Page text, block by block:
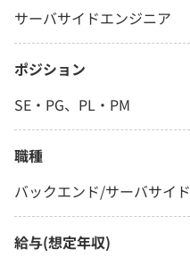
サーバサイドエンジニア
ポジション
SE・PG、PL・PM
職種
バックエンド/サーバサイド
給与(想定年収)